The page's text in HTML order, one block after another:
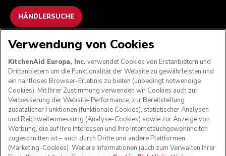
HÄNDLERSUCHE
WIR AKZEPTIEREN
FOLGEN SIE UNS
Verwendung von Cookies
KitchenAid Europa, Inc. verwendet Cookies von Erstanbietern und
Drittanbietern um die Funktionalität der Website zu gewährleisten und
ein nahtloses Browser-Erlebnis zu bieten (unbedingt notwendige
Cookies). Mit Ihrer Zustimmung verwenden wir Cookies auch zur
Verbesserung der Website-Performance, zur Bereitstellung
zusätzlicher Funktionen (funktionale Cookies), statistischer Analysen
und Reichweitenmessung (Analyse-Cookies) sowie zur Anzeige von
Werbung, die auf Ihre Interessen und Ihre Internetsuchgewohnheiten
zugeschnitten ist – auch durch Dritte und andere Plattformen
(Marketing-Cookies). Weitere Informationen (auch zum Verwalten Ihrer